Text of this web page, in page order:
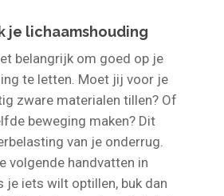
je lichaamshouding
belangrijk om goed op je
te letten. Moet jij voor je
zware materialen tillen? Of
beweging maken? Dit
van je onderrug.
volgende handvatten in